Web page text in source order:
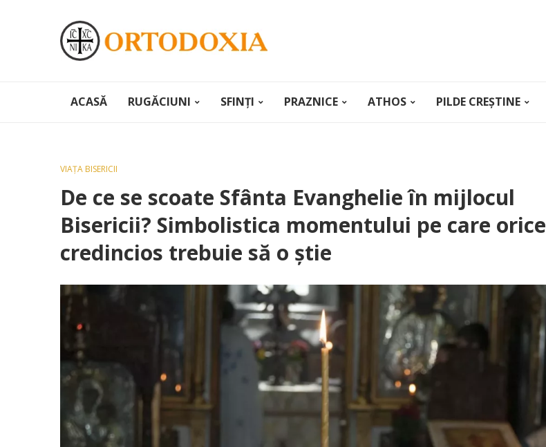
ACASĂ RUGĂCIUNI SFINȚI PRAZNICE ATHOS PILDE CREȘTINE
VIAȚA BISERICII
De ce se scoate Sfânta Evanghelie în mijlocul
Bisericii? Simbolistica momentului pe care orice
credincios trebuie să o știe